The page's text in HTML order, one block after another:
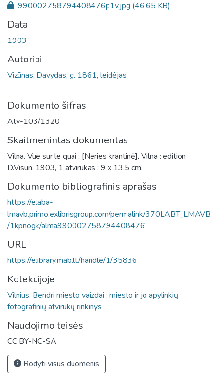
990002758794408476p1v.jpg (46.65 KB)
Data
1903
Autoriai
Vizūnas, Davydas, g. 1861, leidėjas
Dokumento šifras
Atv-103/1320
Skaitmenintas dokumentas
Vilna. Vue sur le quai : [Neries krantinė], Vilna : edition
D.Visun, 1903, 1 atvirukas ; 9 x 13.5 cm.
Dokumento bibliografinis aprašas
https://elaba-
lmavb.primo.exlibrisgroup.com/permalink/370LABT_LMAVB
/1kpnogk/alma990002758794408476
URL
https://elibrary.mab.lt/handle/1/35836
Kolekcijoje
Vilnius. Bendri miesto vaizdai : miesto ir jo apylinkių
fotografinių atvirukų rinkinys
Naudojimo teisės
CC BY-NC-SA
Rodyti visus duomenis